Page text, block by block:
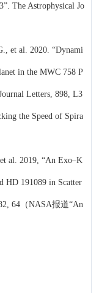
The Astrophysical Jo
et al. 2020. “Dynami
in the MWC 758 P
Letters, 898, L3
the Speed of Spira
al. 2019, “An Exo–K
HD 191089 in Scatter
64（NASA报道“An